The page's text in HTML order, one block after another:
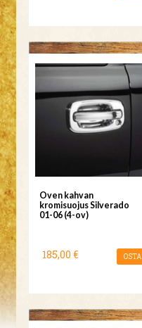
Oven kahvan
kromisuojus Silverado
01-06 (4-ov)
185,00 € OSTA